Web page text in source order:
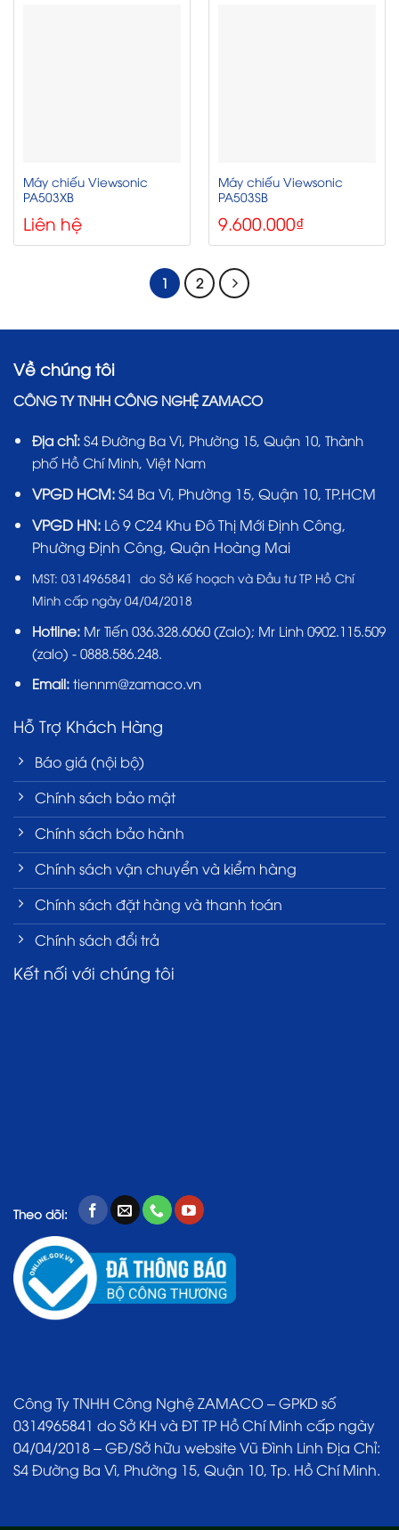
Máy chiếu Viewsonic
PA503XB
Liên hệ
Máy chiếu Viewsonic
PA503SB
9.600.000₫
1 2
Về chúng tôi
CÔNG TY TNHH CÔNG NGHỆ ZAMACO
Địa chỉ: S4 Đường Ba Vì, Phường 15, Quận 10, Thành
phố Hồ Chí Minh, Việt Nam
VPGD HCM:S4 Ba Vì, Phường 15, Quận 10, TP.HCM
VPGD HN:Lô 9 C24 Khu Đô Thị Mới Định Công,
Phường Định Công, Quận Hoàng Mai
MST: 0314965841 do Sở Kế hoạch và Đầu tư TP Hồ Chí
Minh cấp ngày 04/04/2018
Hotline: Mr Tiến 036.328.6060(Zalo); Mr Linh 0902.115.509
(zalo) - 0888.586.248.
Email:tiennm@zamaco.vn
Hỗ Trợ Khách Hàng
Báo giá (nội bộ)
Chính sách bảo mật
Chính sách bảo hành
Chính sách vận chuyển và kiểm hàng
Chính sách đặt hàng và thanh toán
Chính sách đổi trả
Kết nối với chúng tôi
Theo dõi:
Công Ty TNHH Công Nghệ ZAMACO – GPKD số
0314965841 do Sở KH và ĐT TP Hồ Chí Minh cấp ngày
04/04/2018 – GĐ/Sở hữu website Vũ Đình Linh Địa Chỉ:
S4 Đường Ba Vì, Phường 15, Quận 10, Tp. Hồ Chí Minh.